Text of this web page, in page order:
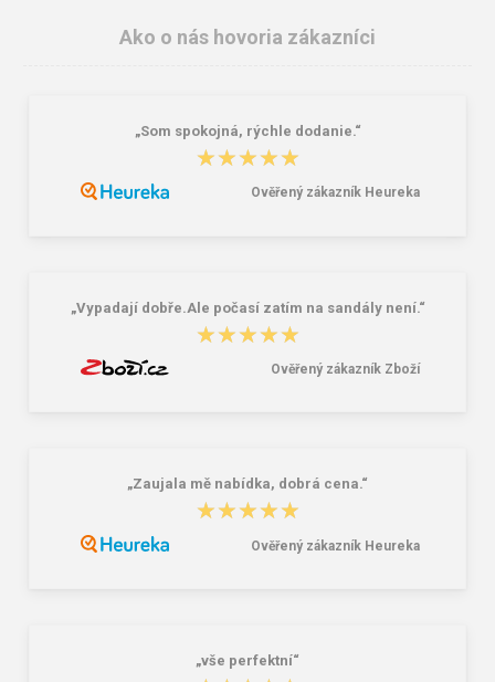
Ako o nás hovoria zákazníci
„Som spokojná, rýchle dodanie.“
★★★★★
★★★★★
Ověřený zákazník Heureka
„Vypadají dobře.Ale počasí zatím na sandály není.“
★★★★★
★★★★★
Ověřený zákazník Zboží
„Zaujala mě nabídka, dobrá cena.“
★★★★★
★★★★★
Ověřený zákazník Heureka
„vše perfektní“